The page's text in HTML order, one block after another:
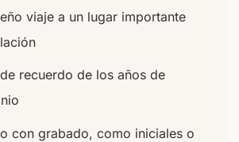
viaje a un lugar importante
recuerdo de los años de
con grabado, como iniciales o